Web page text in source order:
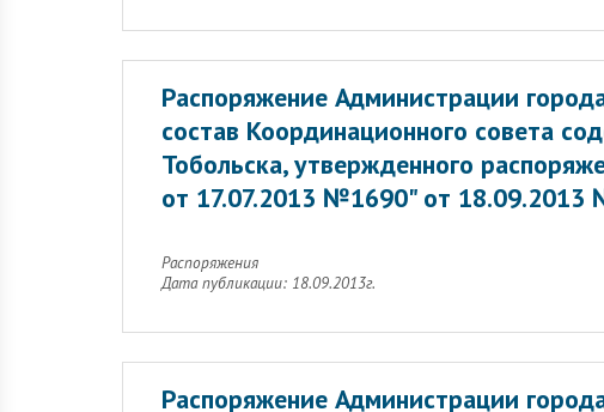
Распоряжение Администрации
состав Координационного совета
Тобольска, утвержденного
от 17.07.2013 №1690" от
Распоряжения
Дата публикации: 18.09.2013г.
Распоряжение Администрации